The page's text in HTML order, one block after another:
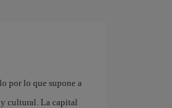
por lo que supone a
cultural. La capital